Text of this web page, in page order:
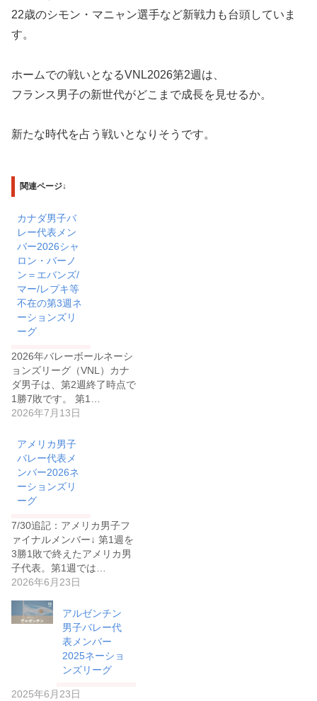
22歳のシモン・マニャン選手など新戦力も台頭していま
す。
ホームでの戦いとなるVNL2026第2週は、
フランス男子の新世代がどこまで成長を見せるか。
新たな時代を占う戦いとなりそうです。
関連ページ↓
カナダ男子バ
レー代表メン
バー2026シャ
ロン・バーノ
ン＝エバンズ/
マー/レプキ等
不在の第3週ネ
ーションズリ
ーグ
2026年バレーボールネーシ
ョンズリーグ（VNL）カナ
ダ男子は、第2週終了時点で
1勝7敗です。 第1…
2026年7月13日
アメリカ男子
バレー代表メ
ンバー2026ネ
ーションズリ
ーグ
7/30追記：アメリカ男子フ
ァイナルメンバー↓ 第1週を
3勝1敗で終えたアメリカ男
子代表。第1週では…
2026年6月23日
アルゼンチン
男子バレー代
表メンバー
2025ネーショ
ンズリーグ
2025年6月23日